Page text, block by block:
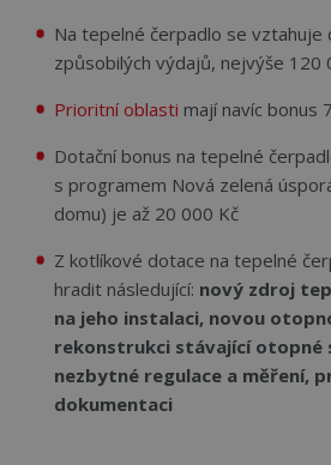
Na tepelné čerpadlo se vztahuje
způsobilých výdajů, nejvýše 120
Prioritní oblasti mají navíc bonus
Dotační bonus na tepelné
s programem Nová zelená
domu) je až 20 000 Kč
Z kotlíkové dotace na tepelné
hradit následující: nový zdroj
na jeho instalaci, novou
rekonstrukci stávající otopné
nezbytné regulace a měření,
dokumentaci